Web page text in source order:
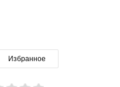
Избранное